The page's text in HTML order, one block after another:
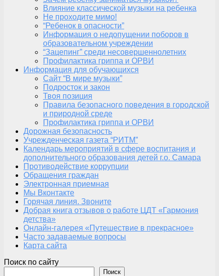
Влияние классической музыки на ребенка
Не проходите мимо!
“Ребенок в опасности”
Информация о недопущении поборов в
образовательном учреждении
“Зацепинг” среди несовершеннолетних
Профилактика гриппа и ОРВИ
Информация для обучающихся
Сайт “В мире музыки”
Подросток и закон
Твоя позиция
Правила безопасного поведения в городской
и природной среде
Профилактика гриппа и ОРВИ
Дорожная безопасность
Учрежденческая газета “РИТМ”
Календарь мероприятий в сфере воспитания и
дополнительного образования детей г.о. Самара
Противодействие коррупции
Обращения граждан
Электронная приемная
Мы Вконтакте
Горячая линия. Звоните
Добрая книга отзывов о работе ЦДТ «Гармония
детства»
Онлайн-галерея «Путешествие в прекрасное»
Часто задаваемые вопросы
Карта сайта
Поиск по сайту
Поиск